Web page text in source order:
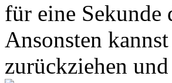
für eine Sekunde
Ansonsten
zurückziehen